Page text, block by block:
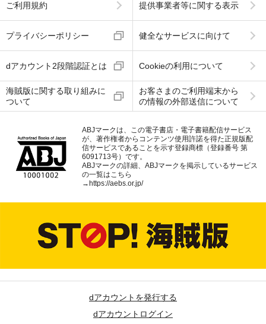
ご利用規約 提供事業者等に関する表示
プライバシーポリシー 健全なサービスに向けて
dアカウント2段階認証とは Cookieの利用について
海賊版に関する取り組みに
ついて
お客さまのご利用端末から
の情報の外部送信について
ABJマークは、この電子書店・電子書籍配信サービス
が、著作権者からコンテンツ使用許諾を得た正規版配
信サービスであることを示す登録商標（登録番号 第
6091713号）です。
ABJマークの詳細、ABJマークを掲示しているサービス
の一覧はこちら
→ https://aebs.or.jp/
dアカウントを発行する
dアカウントログイン